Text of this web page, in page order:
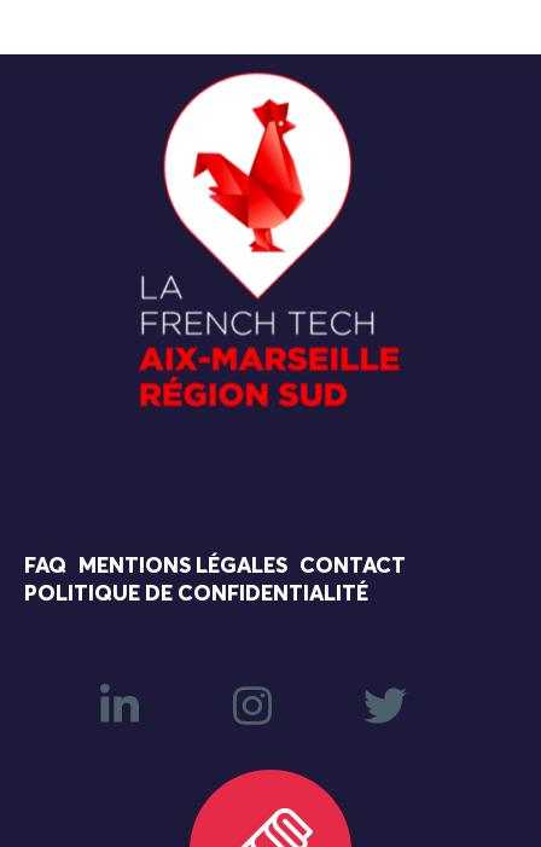
FAQ MENTIONS LÉGALES
CONTACT
POLITIQUE DE CONFIDENTIALITÉ